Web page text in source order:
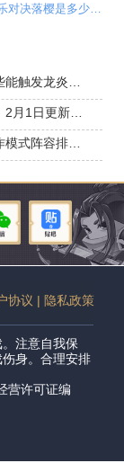
欢乐对决落樱是多少积分换的 落樱获取途径
协议 | 隐私政策
注意自我保
身。合理安排
营许可证编